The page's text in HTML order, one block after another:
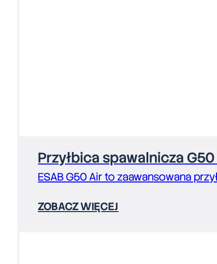
Przyłbica spawalnicza
ESAB G50 Air to zaawansowana
ZOBACZ WIĘCEJ